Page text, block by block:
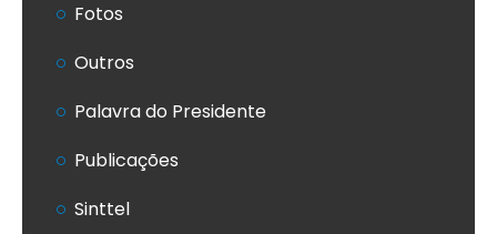
Fotos
Outros
Palavra do Presidente
Publicações
Sinttel